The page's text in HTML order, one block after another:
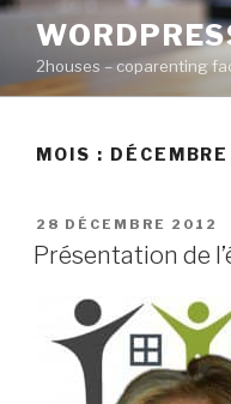
Aller
contenu
principal
2houses – coparenting
MOIS :
PUBLIÉ
LE
28 DÉCEMBRE 2012
Présentation de